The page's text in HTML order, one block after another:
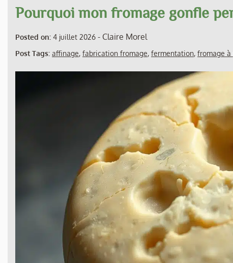
Pourquoi mon fromage gonfle
Posted on: 4 juillet 2026 - Claire Morel
Post Tags: affinage, fabrication fromage, fermentation, fromage à